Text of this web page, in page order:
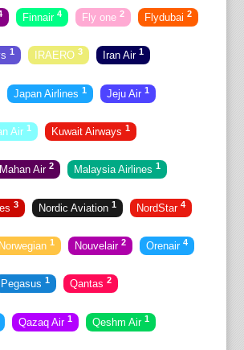
Finnair 4 Fly one 2 Flydubai 2
1 IRAERO 3 Iran Air 1
Japan Airlines 1 Jeju Air 1
Air 1 Kuwait Airways 1
Mahan Air 2 Malaysia Airlines 1
3 Nordic Aviation 1 NordStar 4
Norwegian 1 Nouvelair 2 Orenair 4
Pegasus 1 Qantas 2
Qazaq Air 1 Qeshm Air 1